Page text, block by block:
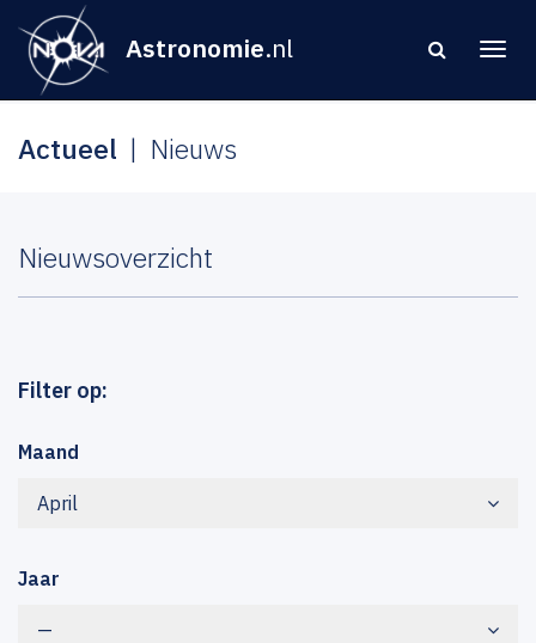
Astronomie.nl
Actueel Nieuws
Nieuwsoverzicht
Filter op:
Maand
April
Jaar
—